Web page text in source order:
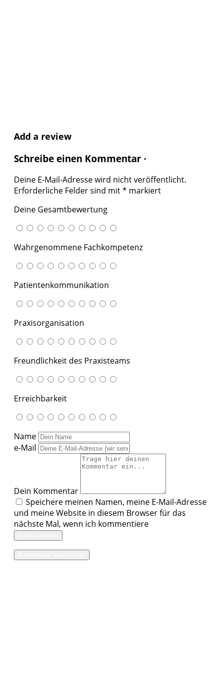
Add a review
Schreibe einen Kommentar ·
Deine E-Mail-Adresse wird nicht veröffentlicht.
Erforderliche Felder sind mit* markiert
Deine Gesamtbewertung
Wahrgenommene Fachkompetenz
Patientenkommunikation
Praxisorganisation
Freundlichkeit des Praxisteams
Erreichbarkeit
Name
e-Mail
Dein Kommentar
Speichere meinen Namen, meine E-Mail-Adresse
und meine Website in diesem Browser für das
nächste Mal, wenn ich kommentiere